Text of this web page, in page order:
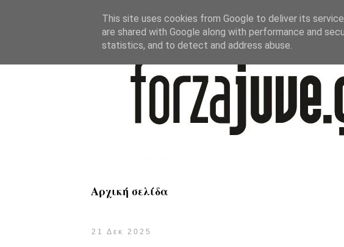
Αρχική σελίδα
21 Δεκ 2025
This site uses cookies from Google to deliver its
are shared with Google along with performance and
statistics, and to detect and address abuse.